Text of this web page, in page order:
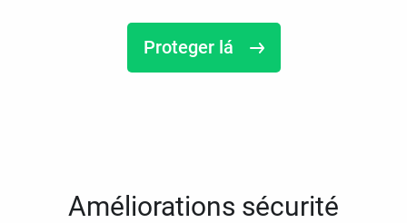
Proteger lá
Améliorations sécurité